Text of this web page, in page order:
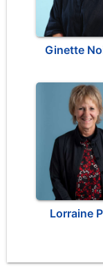
Ginette
Lorraine